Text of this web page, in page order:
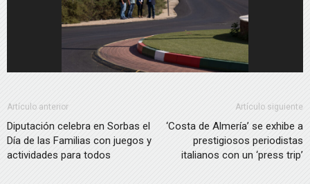
Artículo anterior
Diputación celebra en Sorbas el
Día de las Familias con juegos y
actividades para todos
Artículo siguiente
‘Costa de Almería’ se exhibe a
prestigiosos periodistas
italianos con un ‘press trip’